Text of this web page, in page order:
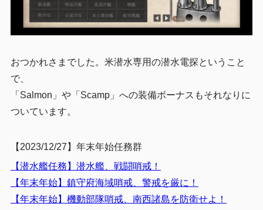
おつかれさまでした。米潜水専用の潜水電探ということ
で、
「Salmon」や「Scamp」への装備ボーナスもそれなりに
ついています。
【2023/12/27】年末年始任務群
【潜水艦任務】潜水艦、戦闘哨戒！
【年末年始】鎮守府海域哨戒、警戒を厳に！
【年末年始】機動部隊哨戒、南西諸島を防衛せよ！